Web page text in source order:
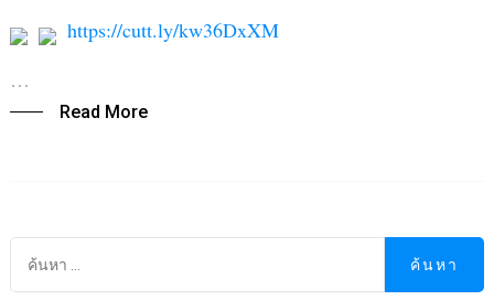
https://cutt.ly/kw36DxXM
…
Read More